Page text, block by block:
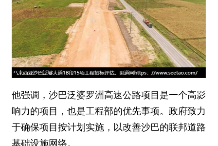
他强调，沙巴泛婆罗洲高速公路项目是一个高影
响力的项目，也是工程部的优先事项。政府致力
于确保项目按计划实施，以改善沙巴的联邦道路
基础设施网络。